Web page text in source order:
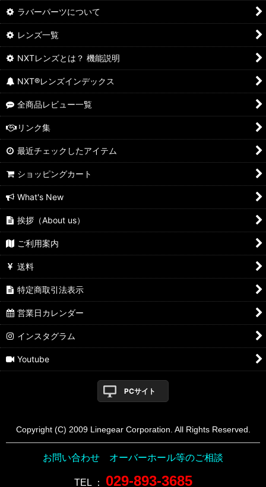
ラバーパーツについて
レンズ一覧
NXTレンズとは？ 機能説明
NXT®レンズインデックス
全商品レビュー一覧
リンク集
最近チェックしたアイテム
ショッピングカート
What's New
挨拶（About us）
ご利用案内
送料
特定商取引法表示
営業日カレンダー
インスタグラム
Youtube
PCサイト
Copyright (C) 2009 Linegear Corporation. All Rights Reserved.
お問い合わせ オーバーホール等のご相談
TEL： 029-893-3685